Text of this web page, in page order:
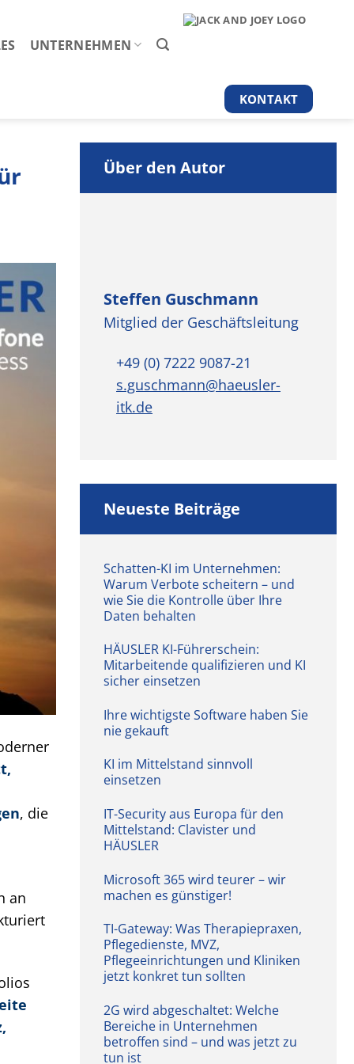
UNTERNEHMEN
KONTAKT
, die
an
Über den Autor
Steffen Guschmann
Mitglied der Geschäftsleitung
+49 (0) 7222 9087-21
s.guschmann@haeusler-
itk.de
Neueste Beiträge
Schatten-KI im Unternehmen:
Warum Verbote scheitern – und
wie Sie die Kontrolle über Ihre
Daten behalten
HÄUSLER KI-Führerschein:
Mitarbeitende qualifizieren und KI
sicher einsetzen
Ihre wichtigste Software haben Sie
nie gekauft
KI im Mittelstand sinnvoll
einsetzen
IT-Security aus Europa für den
Mittelstand: Clavister und
HÄUSLER
Microsoft 365 wird teurer – wir
machen es günstiger!
TI-Gateway: Was Therapiepraxen,
Pflegedienste, MVZ,
Pflegeeinrichtungen und Kliniken
jetzt konkret tun sollten
2G wird abgeschaltet: Welche
Bereiche in Unternehmen
betroffen sind – und was jetzt zu
tun ist